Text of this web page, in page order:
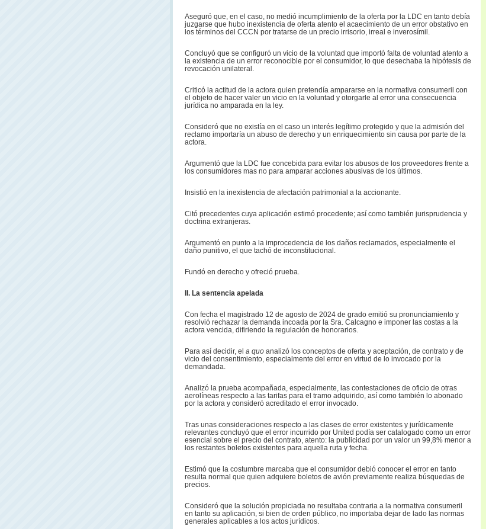
Aseguró que, en el caso, no medió incumplimiento de la oferta por la LDC en tanto debía
juzgarse que hubo inexistencia de oferta atento el acaecimiento de un error obstativo en
los términos del CCCN por tratarse de un precio irrisorio, irreal e inverosímil.
Concluyó que se configuró un vicio de la voluntad que importó falta de voluntad atento a
la existencia de un error reconocible por el consumidor, lo que desechaba la hipótesis de
revocación unilateral.
Criticó la actitud de la actora quien pretendía ampararse en la normativa consumeril con
el objeto de hacer valer un vicio en la voluntad y otorgarle al error una consecuencia
jurídica no amparada en la ley.
Consideró que no existía en el caso un interés legítimo protegido y que la admisión del
reclamo importaría un abuso de derecho y un enriquecimiento sin causa por parte de la
actora.
Argumentó que la LDC fue concebida para evitar los abusos de los proveedores frente a
los consumidores mas no para amparar acciones abusivas de los últimos.
Insistió en la inexistencia de afectación patrimonial a la accionante.
Citó precedentes cuya aplicación estimó procedente; así como también jurisprudencia y
doctrina extranjeras.
Argumentó en punto a la improcedencia de los daños reclamados, especialmente el
daño punitivo, el que tachó de inconstitucional.
Fundó en derecho y ofreció prueba.
II. La sentencia apelada
Con fecha el magistrado 12 de agosto de 2024 de grado emitió su pronunciamiento y
resolvió rechazar la demanda incoada por la Sra. Calcagno e imponer las costas a la
actora vencida, difiriendo la regulación de honorarios.
Para así decidir, el a quo analizó los conceptos de oferta y aceptación, de contrato y de
vicio del consentimiento, especialmente del error en virtud de lo invocado por la
demandada.
Analizó la prueba acompañada, especialmente, las contestaciones de oficio de otras
aerolíneas respecto a las tarifas para el tramo adquirido, así como también lo abonado
por la actora y consideró acreditado el error invocado.
Tras unas consideraciones respecto a las clases de error existentes y jurídicamente
relevantes concluyó que el error incurrido por United podía ser catalogado como un error
esencial sobre el precio del contrato, atento: la publicidad por un valor un 99,8% menor a
los restantes boletos existentes para aquella ruta y fecha.
Estimó que la costumbre marcaba que el consumidor debió conocer el error en tanto
resulta normal que quien adquiere boletos de avión previamente realiza búsquedas de
precios.
Consideró que la solución propiciada no resultaba contraria a la normativa consumeril
en tanto su aplicación, si bien de orden público, no importaba dejar de lado las normas
generales aplicables a los actos jurídicos.